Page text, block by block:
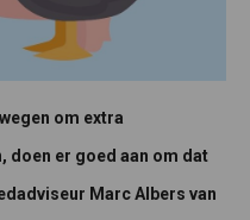
om extra
doen er goed aan om dat
Marc Albers van